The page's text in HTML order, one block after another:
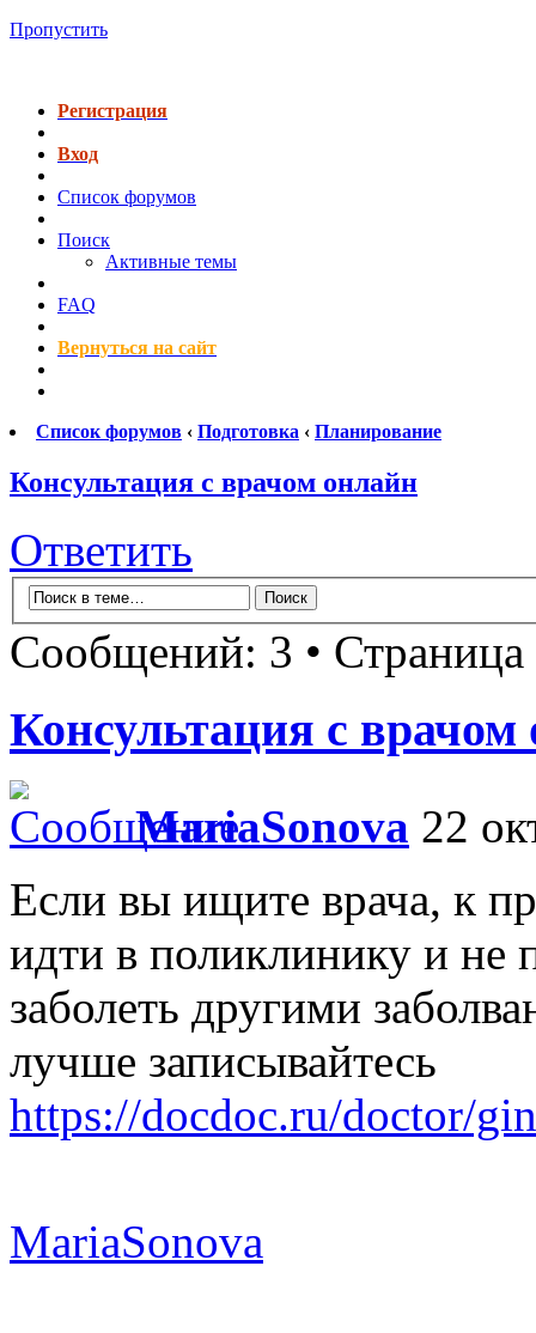
Пропустить
Регистрация
Вход
Список форумов
Поиск
Активные темы
FAQ
Вернуться на сайт
Список форумов ‹ Подготовка ‹ Планирование
Консультация с врачом онлайн
Ответить
Сообщений: 3 • Страница
Консультация с врачом
MariaSonova 22
Если вы ищите врача, к
идти в поликлинику и не
заболеть другими
лучше записывайтесь
https://docdoc.ru/doctor/
MariaSonova